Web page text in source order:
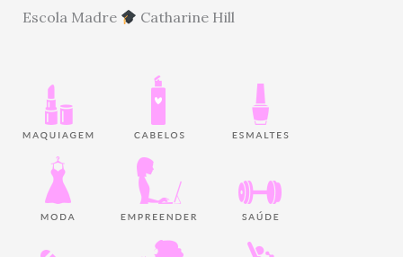
Escola Madre
Catharine Hill